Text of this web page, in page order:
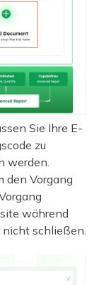
Sie Ihre E-
zu
werden.
den Vorgang
während
nicht schließen.